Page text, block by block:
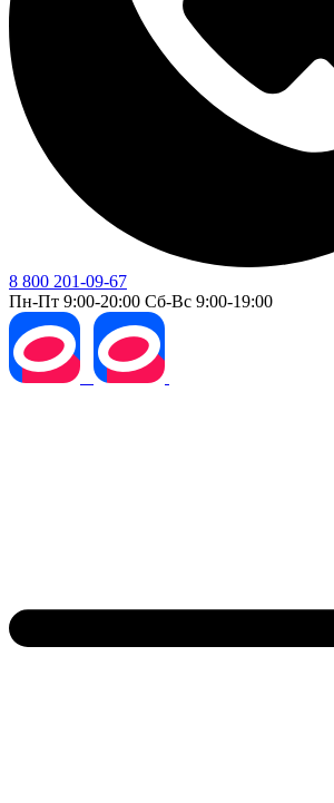
8 800 201-09-67
Пн-Пт 9:00-20:00 Сб-Вс 9:00-19:00